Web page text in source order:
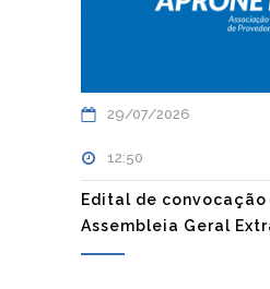
29/07/2026
12:50
Edital de convocação
Assembleia Geral